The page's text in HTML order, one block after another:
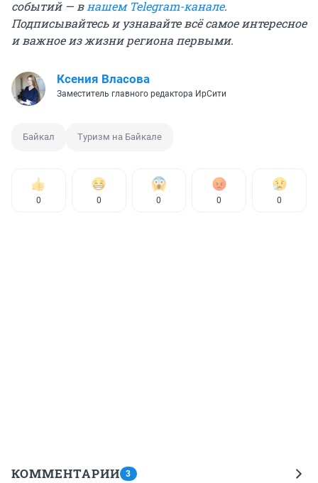
событий — внашем Telegram-канале.
Подписывайтесь и узнавайте всё самое интересное
и важное из жизни региона первыми.
Ксения Власова
Заместитель главного редактора ИрСити
Байкал Туризм на Байкале
0 0 0 0 0
КОММЕНТАРИИ 3